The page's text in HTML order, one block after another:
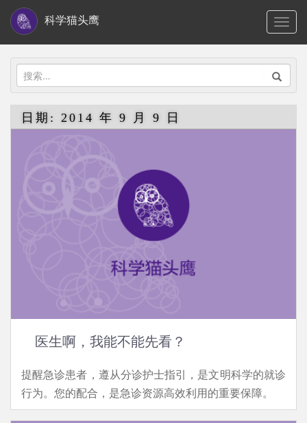
i
科学猫头鹰
搜
索：
日期: 2014 年 9 月 9 日
医生啊，我能不能先看？
提醒急诊患者，遵从分诊护士指引，是文明科学的就诊
行为。您的配合，是急诊资源高效利用的重要保障。